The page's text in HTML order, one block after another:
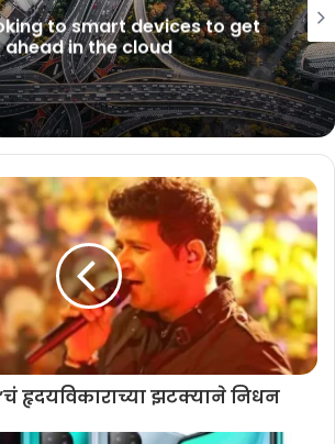
‘कार्डिनल’ म्हणून पदोन्नती मिळाल्याच्या आनंदाच्या
आलो होतो. गोव्याची जमीन, पर्यावरण, ओळख
आमच्या मोहिमेत त्यांचे आशीर्वाद लाभावे असे
पालेकर यांनी याप्रसंगी सांगितले.
आप युवा शाखेच्या राष्ट्रीय उपाध्यक्ष सेसिल
नाईक, अल्पसंख्याक शाखेचे अध्यक्ष जेम्स फर्नांडिस
सरचिटणीस फ्रान्सिस कोएल्हो यांचा देखील समावेश
to smart devices to get
ahead in the cloud
हृदयविकाराच्या झटक्याने निधन